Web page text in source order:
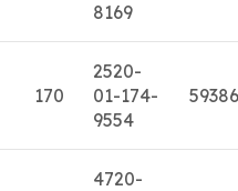
8169
170
2520-
01-174-
9554
4720-